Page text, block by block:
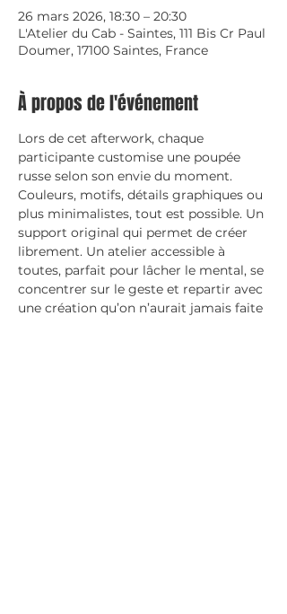
26 mars 2026, 18:30 – 20:30
L'Atelier du Cab - Saintes, 111 Bis Cr Paul
Doumer, 17100 Saintes, France
À propos de l'événement
Lors de cet afterwork, chaque
participante customise une poupée
russe selon son envie du moment.
Couleurs, motifs, détails graphiques ou
plus minimalistes, tout est possible. Un
support original qui permet de créer
librement. Un atelier accessible à
toutes, parfait pour lâcher le mental, se
concentrer sur le geste et repartir avec
une création qu’on n’aurait jamais faite